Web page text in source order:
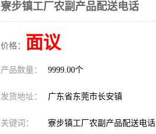
寮步镇工厂农副产品配送电话
价格： 面议
产品数量： 9999.00个
发货地址： 广东省东莞市长安镇
关键词： 寮步镇工厂农副产品配送电话